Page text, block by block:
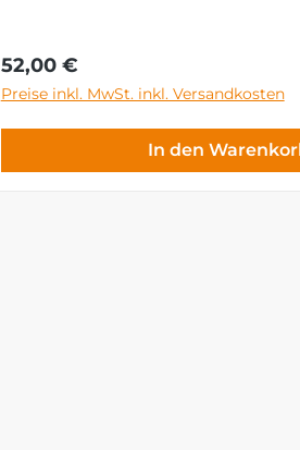
Regulärer Preis:
52,00 €
Preise inkl. MwSt. inkl. Versandkosten
In den